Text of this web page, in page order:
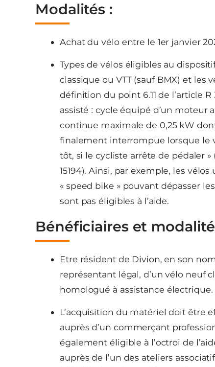
Modalités :
Achat du vélo entre le 1er janvier
Types de vélos éligibles au
classique ou VTT (sauf BMX) et les
définition du point 6.11 de l’article R
assisté : cycle équipé d’un moteur
continue maximale de 0,25 kW
finalement interrompue lorsque le
tôt, si le cycliste arrête de pédaler
15194). Ainsi, par exemple, les
« speed bike » pouvant dépasser
sont pas éligibles à l’aide.
Bénéficiaires et
Etre résident de Divion, en son
représentant légal, d’un vélo neuf
homologué à assistance électrique.
L’acquisition du matériel doit être
auprès d’un commerçant
également éligible à l’octroi de
auprès de l’un des ateliers